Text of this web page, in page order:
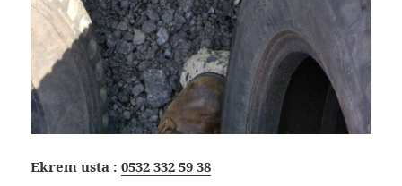
Ekrem usta :0532 332 59 38